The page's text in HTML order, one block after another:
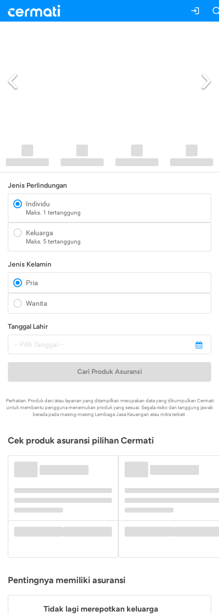
Jenis Perlindungan
Individu
Maks. 1 tertanggung
Keluarga
Maks. 5 tertanggung
Jenis Kelamin
Pria
Wanita
Tanggal Lahir
Cari Produk Asuransi
Perhatian: Produk dan/atau layanan yang ditampilkan merupakan data yang dikumpulkan Cermati
untuk membantu pengguna menemukan produk yang sesuai. Segala risiko dan tanggung jawab
berada pada masing-masing Lembaga Jasa Keuangan atau mitra terkait.
Cek produk asuransi pilihan Cermati
Pentingnya memiliki asuransi
Tidak lagi merepotkan keluarga